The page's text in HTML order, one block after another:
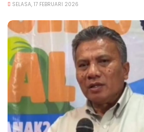
SELASA, 17 FEBRUARI 2026